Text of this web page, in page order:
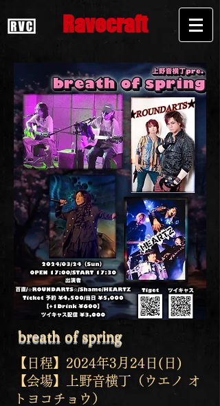
Ravecraft
breath of spring
【日程】2024年3月24日(日)
【会場】上野音横丁（ウエノ オ
トヨコチョウ）